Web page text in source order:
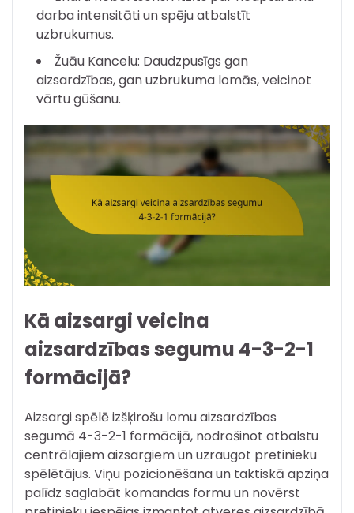
darba intensitāti un spēju atbalstīt
uzbrukumus.
Žuāu Kancelu: Daudzpusīgs gan
aizsardzības, gan uzbrukuma lomās, veicinot
vārtu gūšanu.
Kā aizsargi veicina
aizsardzības segumu 4-3-2-1
formācijā?
Aizsargi spēlē izšķirošu lomu aizsardzības
segumā 4-3-2-1 formācijā, nodrošinot atbalstu
centrālajiem aizsargiem un uzraugot pretinieku
spēlētājus. Viņu pozicionēšana un taktiskā apziņa
palīdz saglabāt komandas formu un novērst